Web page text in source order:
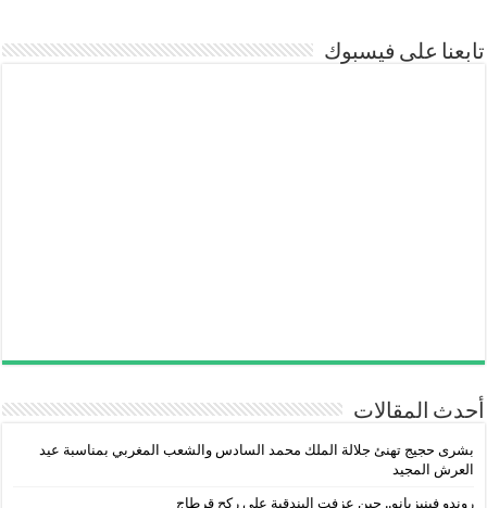
تابعنا على فيسبوك
أحدث المقالات
بشرى حجيج تهنئ جلالة الملك محمد السادس والشعب المغربي بمناسبة عيد
العرش المجيد
روندو فينيزيانو.. حين عزفت البندقية على ركح قرطاج